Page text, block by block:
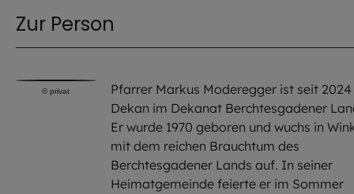
Zur Person
© privat
Pfarrer Markus Moderegger ist seit 2024
Dekan im Dekanat Berchtesgadener
Er wurde 1970 geboren und wuchs in
mit dem reichen Brauchtum des
Berchtesgadener Lands auf. In seiner
Heimatgemeinde feierte er im Sommer